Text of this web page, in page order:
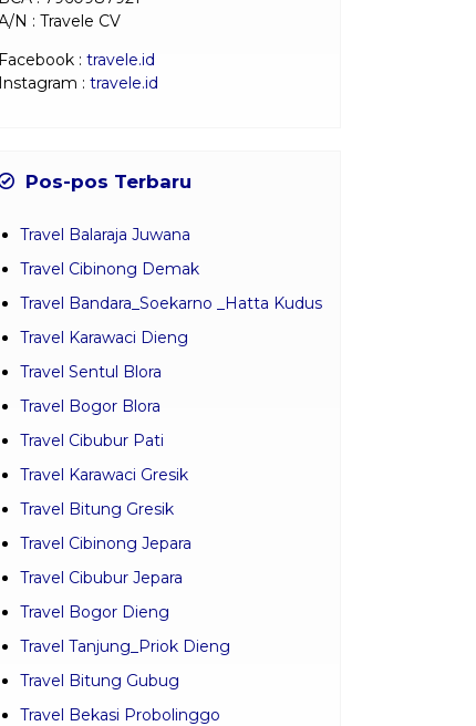
N : Travele CV
Facebook : travele.id
Instagram : travele.id
Pos-pos Terbaru
Travel Balaraja Juwana
Travel Cibinong Demak
Travel Bandara_Soekarno _Hatta Kudus
Travel Karawaci Dieng
Travel Sentul Blora
Travel Bogor Blora
Travel Cibubur Pati
Travel Karawaci Gresik
Travel Bitung Gresik
Travel Cibinong Jepara
Travel Cibubur Jepara
Travel Bogor Dieng
Travel Tanjung_Priok Dieng
Travel Bitung Gubug
Travel Bekasi Probolinggo